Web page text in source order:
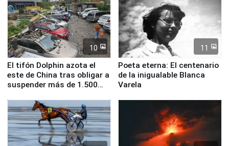
10
El tifón Dolphin azota el
este de China tras obligar a
suspender más de 1.500
11
Poeta eterna: El centenario
de la inigualable Blanca
Varela